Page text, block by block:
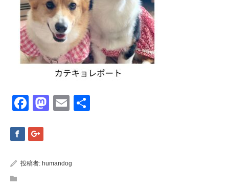
Facebook
Mastodon
Email
投稿者: humandog